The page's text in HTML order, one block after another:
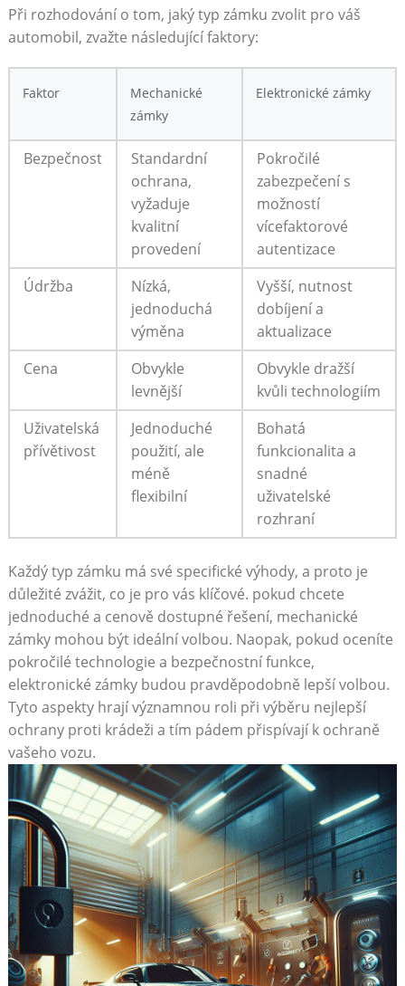
Při rozhodování o tom, jaký typ zámku zvolit pro váš
automobil, zvažte následující faktory:
Faktor
Mechanické
zámky
Elektronické zámky
Bezpečnost
Standardní
ochrana,
vyžaduje
kvalitní
provedení
Pokročilé
zabezpečení s
možností
vícefaktorové
autentizace
Údržba
Nízká,
jednoduchá
výměna
Vyšší, nutnost
dobíjení a
aktualizace
Cena
Obvykle
levnější
Obvykle dražší
kvůli technologiím
Uživatelská
přívětivost
Jednoduché
použití, ale
méně
flexibilní
Bohatá
funkcionalita a
snadné
uživatelské
rozhraní
Každý typ zámku má své specifické výhody, a proto je
důležité zvážit, co je pro vás klíčové. pokud chcete
jednoduché a cenově dostupné řešení, mechanické
zámky mohou být ideální volbou. Naopak, pokud oceníte
pokročilé technologie a bezpečnostní funkce,
elektronické zámky budou pravděpodobně lepší volbou.
Tyto aspekty hrají významnou roli při výběru nejlepší
ochrany proti krádeži a tím pádem přispívají k ochraně
vašeho vozu.